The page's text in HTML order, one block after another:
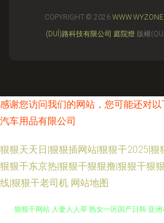
COPYRIGHT © 2026
(DUÌ)路科技有限公司 庭院燈版權
感谢您访问我们的网站，您可能还对
汽车用品有限公司
狠狠天天日|狠狠插网站|狠狠干2025|
狠狠干东京热|狠狠干狠狠撸|狠狠干狠
线|狠狠干老司机 网站地图